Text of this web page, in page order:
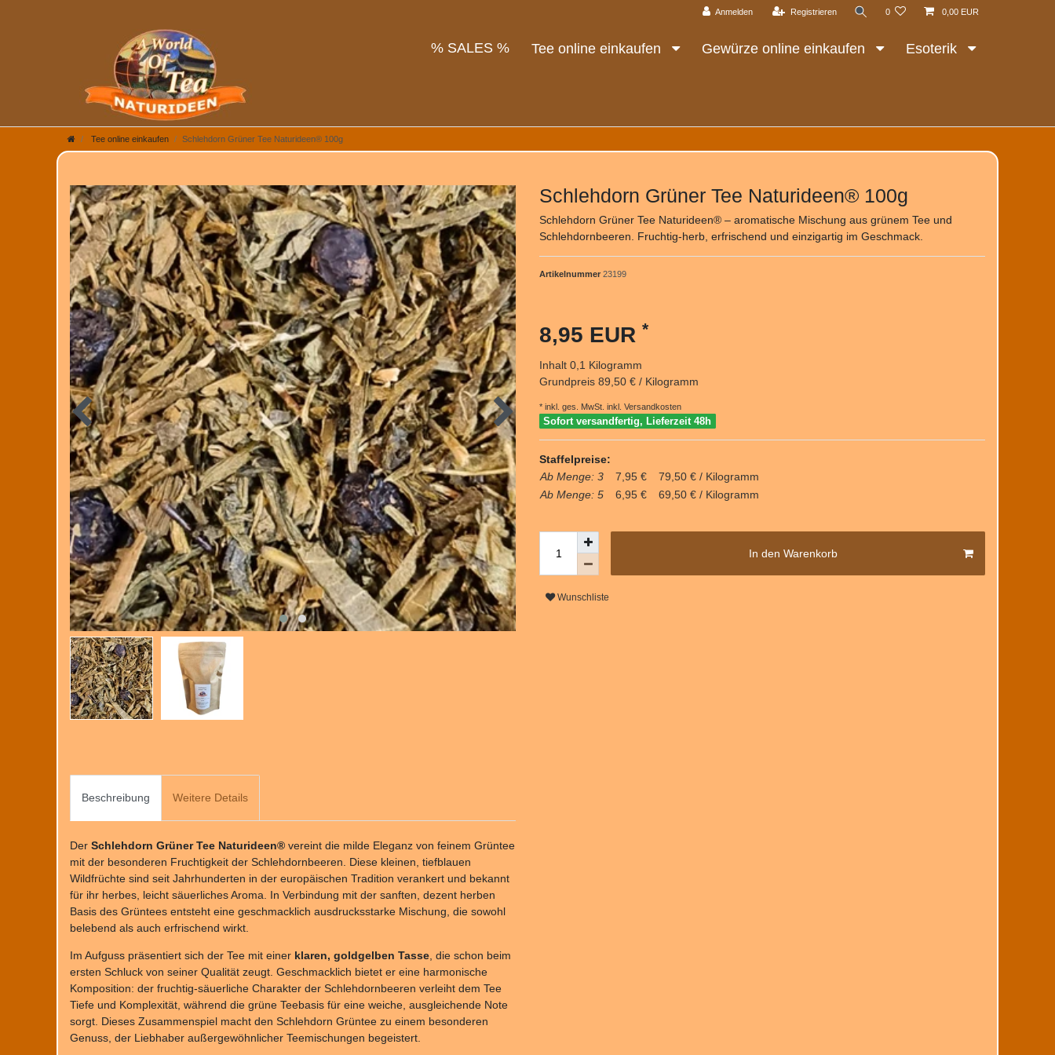
Anmelden Registrieren 0 0,00 EUR
% SALES % Tee online einkaufen Gewürze online einkaufen Esoterik
Tee online einkaufen Schlehdorn Grüner Tee Naturideen® 100g
Schlehdorn Grüner Tee Naturideen® 100g
Schlehdorn Grüner Tee Naturideen® – aromatische Mischung aus grünem Tee und
Schlehdornbeeren. Fruchtig-herb, erfrischend und einzigartig im Geschmack.
Artikelnummer 23199
8,95 EUR *
Inhalt 0,1 Kilogramm
Grundpreis 89,50 € / Kilogramm
* inkl. ges. MwSt. inkl. Versandkosten
Sofort versandfertig, Lieferzeit 48h
Staffelpreise:
Ab Menge: 3
7,95 €
79,50 € / Kilogramm
Ab Menge: 5
6,95 € 69,50 € / Kilogramm
In den Warenkorb
Wunschliste
Beschreibung Weitere Details
Der Schlehdorn Grüner Tee Naturideen® vereint die milde Eleganz von feinem Grüntee
mit der besonderen Fruchtigkeit der Schlehdornbeeren. Diese kleinen, tiefblauen
Wildfrüchte sind seit Jahrhunderten in der europäischen Tradition verankert und bekannt
für ihr herbes, leicht säuerliches Aroma. In Verbindung mit der sanften, dezent herben
Basis des Grüntees entsteht eine geschmacklich ausdrucksstarke Mischung, die sowohl
belebend als auch erfrischend wirkt.
Im Aufguss präsentiert sich der Tee mit einer klaren, goldgelben Tasse , die schon beim
ersten Schluck von seiner Qualität zeugt. Geschmacklich bietet er eine harmonische
Komposition: der fruchtig-säuerliche Charakter der Schlehdornbeeren verleiht dem Tee
Tiefe und Komplexität, während die grüne Teebasis für eine weiche, ausgleichende Note
sorgt. Dieses Zusammenspiel macht den Schlehdorn Grüntee zu einem besonderen
Genuss, der Liebhaber außergewöhnlicher Teemischungen begeistert.